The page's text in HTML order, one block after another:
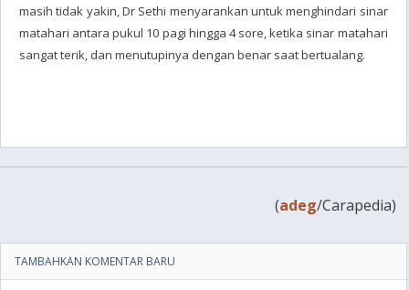
masih tidak yakin, Dr Sethi menyarankan untuk menghindari sinar
matahari antara pukul 10 pagi hingga 4 sore, ketika sinar matahari
sangat terik, dan menutupinya dengan benar saat bertualang.
(adeg/Carapedia)
TAMBAHKAN KOMENTAR BARU